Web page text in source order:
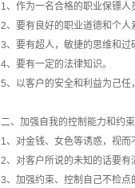
1、作为一名合格的职业保镖
2、要有良好的职业道德和个人
3、要有超人，敏捷的思维和过
4、要有一定的法律知识。
5、以客户的安全和利益为己任
二、加强自我的控制能力和约
1、对金钱、女色等诱惑，视而
2、对客户所说的未知的话要有
3、加强约束、控制自己不检点